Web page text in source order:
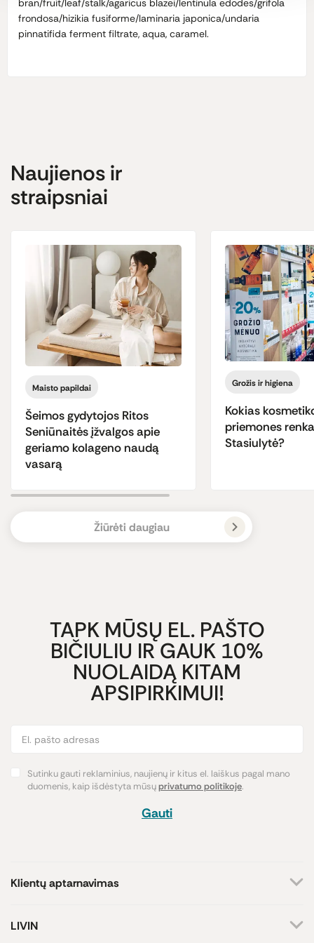
bran/fruit/leaf/stalk/agaricus blazei/lentinula edodes/grifola
frondosa/hizikia fusiforme/laminaria japonica/undaria
pinnatifida ferment filtrate, aqua, caramel.
Naujienos ir
straipsniai
Maisto papildai
Šeimos gydytojos Ritos
Seniūnaitės įžvalgos apie
geriamo kolageno naudą
vasarą
Grožis ir higiena
Kokias
priemones
Stasiulytė?
Žiūrėti daugiau
TAPK MŪSŲ EL. PAŠTO
BIČIULIU IR GAUK 10%
NUOLAIDĄ KITAM
APSIPIRKIMUI!
Sutinku gauti reklaminius, naujienų ir kitus el. laiškus pagal mano
duomenis, kaip išdėstyta mūsųprivatumo politikoje.
Gauti
Klientų aptarnavimas
LIVIN